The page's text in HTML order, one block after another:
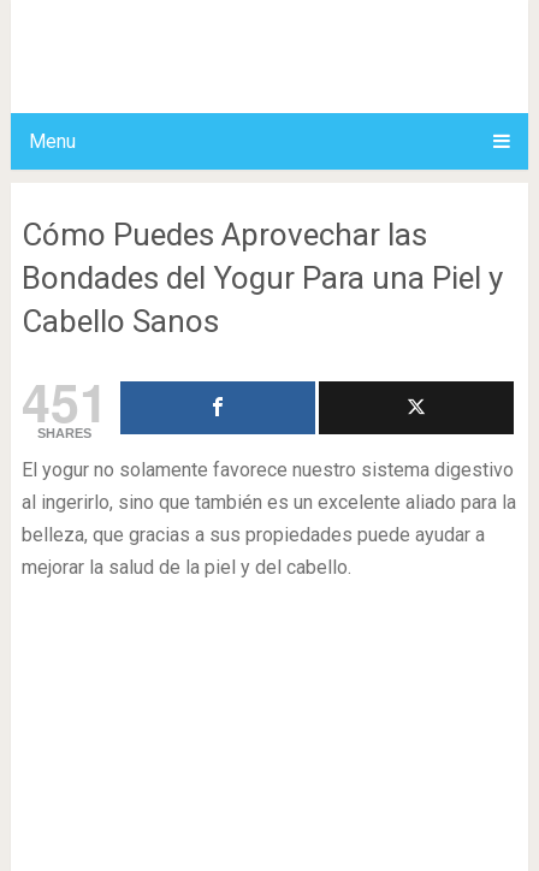
Menu
Cómo Puedes Aprovechar las
Bondades del Yogur Para una Piel y
Cabello Sanos
451
SHARES
El yogur no solamente favorece nuestro sistema digestivo
al ingerirlo, sino que también es un excelente aliado para la
belleza, que gracias a sus propiedades puede ayudar a
mejorar la salud de la piel y del cabello.